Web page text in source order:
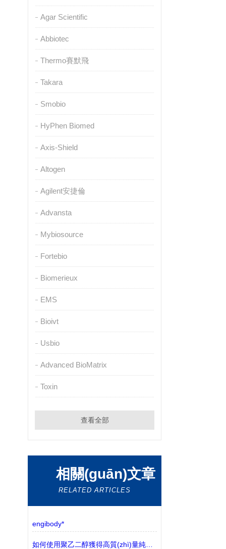
Agar Scientific
Abbiotec
Thermo賽默飛
Takara
Smobio
HyPhen Biomed
Axis-Shield
Altogen
Agilent安捷倫
Advansta
Mybiosource
Fortebio
Biomerieux
EMS
Bioivt
Usbio
Advanced BioMatrix
Toxin
查看全部
相關(guān)文章
RELATED ARTICLES
engibody*
如何使用聚乙二醇獲得高質(zhì)量純化質(zhì)粒